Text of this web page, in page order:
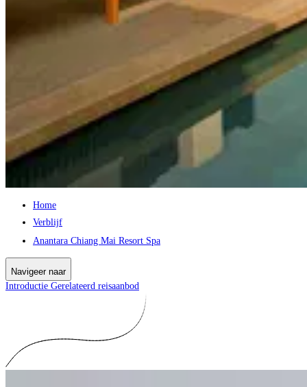
Home
Verblijf
Anantara Chiang Mai Resort Spa
Navigeer naar
Introductie Gerelateerd reisaanbod